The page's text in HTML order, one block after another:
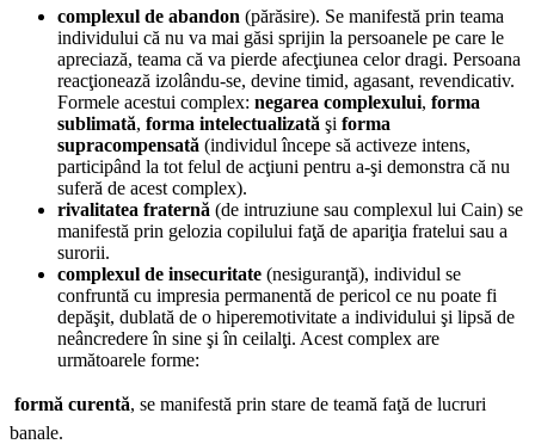
complexul de abandon (părăsire). Se manifestă prin teama
individului că nu va mai găsi sprijin la persoanele pe care le
apreciază, teama că va pierde afecţiunea celor dragi. Persoana
reacţionează izolându-se, devine timid, agasant, revendicativ.
Formele acestui complex: negarea complexului, forma
sublimată, forma intelectualizată şi forma
supracompensată (individul începe să activeze intens,
participând la tot felul de acţiuni pentru a-şi demonstra că nu
suferă de acest complex).
rivalitatea fraternă (de intruziune sau complexul lui Cain) se
manifestă prin gelozia copilului faţă de apariţia fratelui sau a
surorii.
complexul de insecuritate (nesiguranţă), individul se
confruntă cu impresia permanentă de pericol ce nu poate fi
depăşit, dublată de o hiperemotivitate a individului şi lipsă de
neâncredere în sine şi în ceilalţi. Acest complex are
următoarele forme:
formă curentă, se manifestă prin stare de teamă faţă de lucruri
banale.